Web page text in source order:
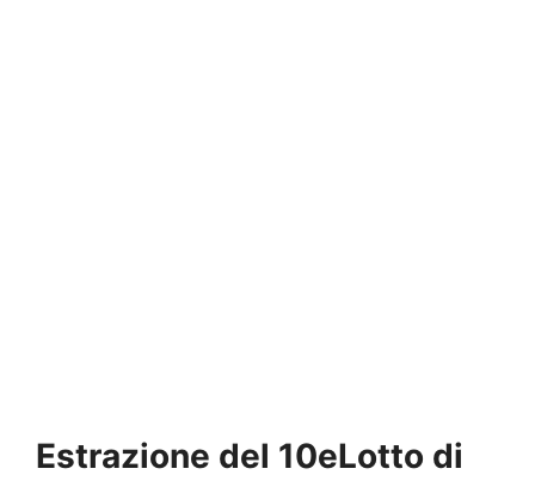
Estrazione del 10eLotto di